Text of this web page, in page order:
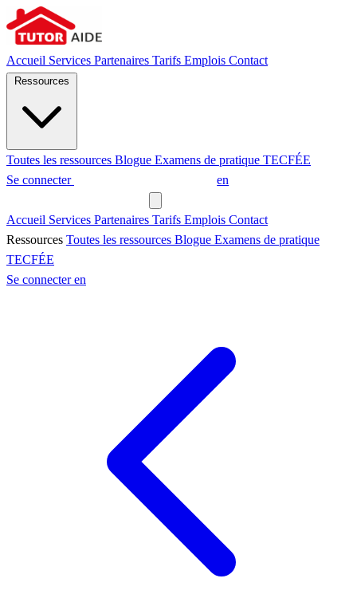
Accueil Services Partenaires Tarifs Emplois Contact
Toutes les ressources Blogue Examens de pratique TECFÉE
Se connecter
en
Accueil Services Partenaires Tarifs Emplois Contact
Ressources Toutes les ressources Blogue Examens de pratique
TECFÉE
Se connecteren